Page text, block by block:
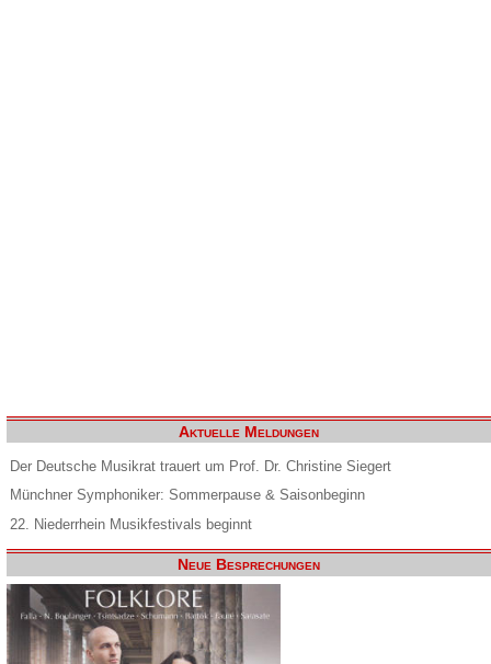
Aktuelle Meldungen
Der Deutsche Musikrat trauert um Prof. Dr. Christine Siegert
Münchner Symphoniker: Sommerpause & Saisonbeginn
22. Niederrhein Musikfestivals beginnt
Neue Besprechungen